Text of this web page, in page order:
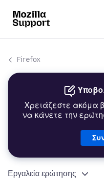
Firefox
Χρειάζεστε ακόμα
να κάνετε την
Εργαλεία ερώτησης